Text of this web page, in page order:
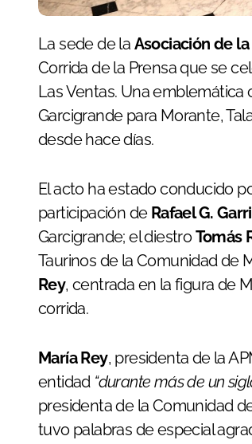
La sede de la Asociación de
Corrida de la Prensa que se
Las Ventas. Una emblemática
Garcigrande para Morante,
desde hace días.
El acto ha estado conducido
participación de Rafael G.
Garcigrande; el diestroTomás
Taurinos de la Comunidad de
Rey, centrada en la figura de
corrida.
María Rey, presidenta de la
entidad “durante más de un
presidenta de la Comunidad
tuvo palabras de especial